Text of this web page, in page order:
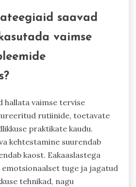
saavad
vaimse
hallata vaimse tervise
rutiinide, toetavate
praktikate kaudu.
kehtestamine suurendab
kaost. Eakaaslastega
emotsionaalset tuge ja jagatud
tehnikad, nagu